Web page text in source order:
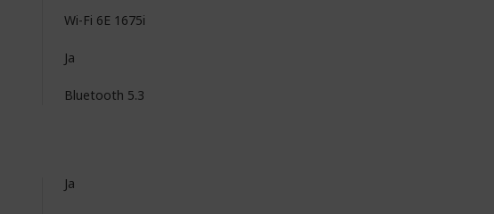
Wi-Fi 6E 1675i
Ja
Bluetooth 5.3
Ja